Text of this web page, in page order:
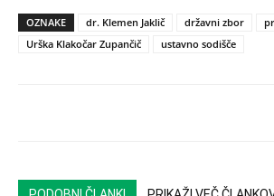
OZNAKE dr. Klemen Jaklič državni zbor
Urška Klakočar Zupančič
ustavno sodišče